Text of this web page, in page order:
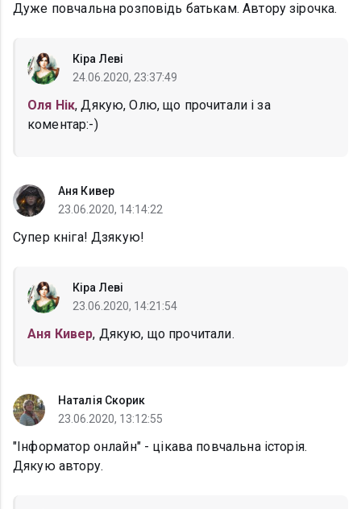
Дуже повчальна розповідь батькам. Автору зірочка.
Кіра Леві
24.06.2020, 23:37:49
Оля Нік, Дякую, Олю, що прочитали і за
коментар:-)
Аня Кивер
23.06.2020, 14:14:22
Супер кніга! Дзякую!
Кіра Леві
23.06.2020, 14:21:54
Аня Кивер, Дякую, що прочитали.
Наталія Скорик
23.06.2020, 13:12:55
"Інформатор онлайн" - цікава повчальна історія.
Дякую автору.